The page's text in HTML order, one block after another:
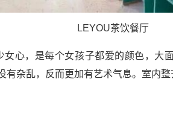
LEYOU茶饮餐厅
女心，是每个女孩子都爱的颜色，大
有杂乱，反而更加有艺术气息。室内